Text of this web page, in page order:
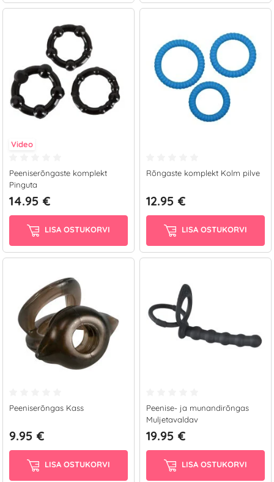
Video
Peeniserõngaste komplekt
Pinguta
14.95 €
LISA OSTUKORVI
Rõngaste komplekt Kolm pilve
12.95 €
LISA OSTUKORVI
Peeniserõngas Kass
9.95 €
LISA OSTUKORVI
Peenise- ja munandirõngas
Muljetavaldav
19.95 €
LISA OSTUKORVI